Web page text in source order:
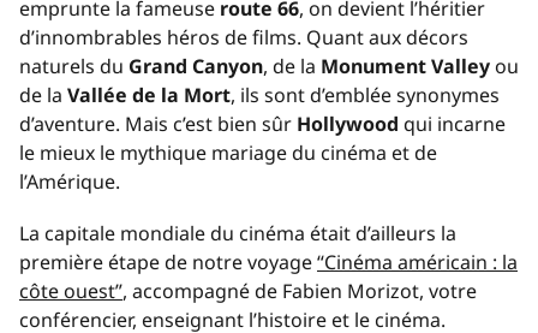
emprunte la fameuse route 66, on devient l’héritier
d’innombrables héros de films. Quant aux décors
naturels du Grand Canyon, de la Monument Valley ou
de la Vallée de la Mort, ils sont d’emblée synonymes
d’aventure. Mais c’est bien sûr Hollywood qui incarne
le mieux le mythique mariage du cinéma et de
l’Amérique.
La capitale mondiale du cinéma était d’ailleurs la
première étape de notre voyage“Cinéma américain : la
côte ouest”, accompagné de Fabien Morizot, votre
conférencier, enseignant l’histoire et le cinéma.